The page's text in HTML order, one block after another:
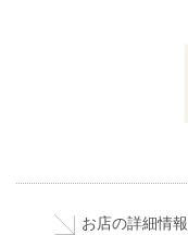
お店の詳細情報